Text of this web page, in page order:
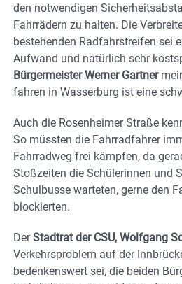
den notwendigen
Fahrrädern zu halten. Die
bestehenden Radfahrstreifen sei
Aufwand und natürlich sehr
Bürgermeister Werner Gartner
fahren in Wasserburg ist eine
Auch die Rosenheimer Straße
So müssten die Fahrradfahrer
Fahrradweg frei kämpfen, da
Stoßzeiten die Schülerinnen und
Schulbusse warteten, gerne den
blockierten.
DerStadtrat der CSU, Wolfgang
Verkehrsproblem auf der
bedenkenswert sei, die beiden